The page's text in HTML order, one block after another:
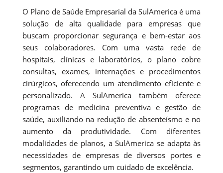
O Plano de Saúde Empresarial da SulAmerica é uma
solução de alta qualidade para empresas que
buscam proporcionar segurança e bem-estar aos
seus colaboradores. Com uma vasta rede de
hospitais, clínicas e laboratórios, o plano cobre
consultas, exames, internações e procedimentos
cirúrgicos, oferecendo um atendimento eficiente e
personalizado. A SulAmerica também oferece
programas de medicina preventiva e gestão de
saúde, auxiliando na redução de absenteísmo e no
aumento da produtividade. Com diferentes
modalidades de planos, a SulAmerica se adapta às
necessidades de empresas de diversos portes e
segmentos, garantindo um cuidado de excelência.